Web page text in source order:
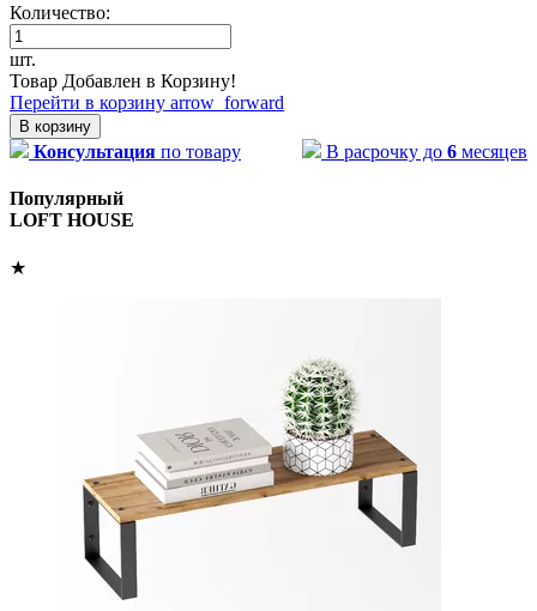
Количество:
шт.
Товар Добавлен в Корзину!
Перейти в корзину arrow_forward
В корзину
Консультация по товару В расрочку до 6 месяцев
Популярный
LOFT HOUSE
★